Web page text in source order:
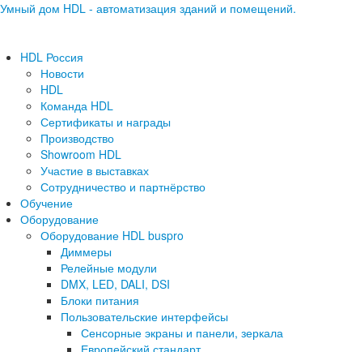
Умный дом HDL - автоматизация зданий и помещений.
HDL Россия
Новости
HDL
Команда HDL
Сертификаты и награды
Производство
Showroom HDL
Участие в выставках
Сотрудничество и партнёрство
Обучение
Оборудование
Оборудование HDL buspro
Диммеры
Релейные модули
DMX, LED, DALI, DSI
Блоки питания
Пользовательские интерфейсы
Сенсорные экраны и панели, зеркала
Европейский стандарт